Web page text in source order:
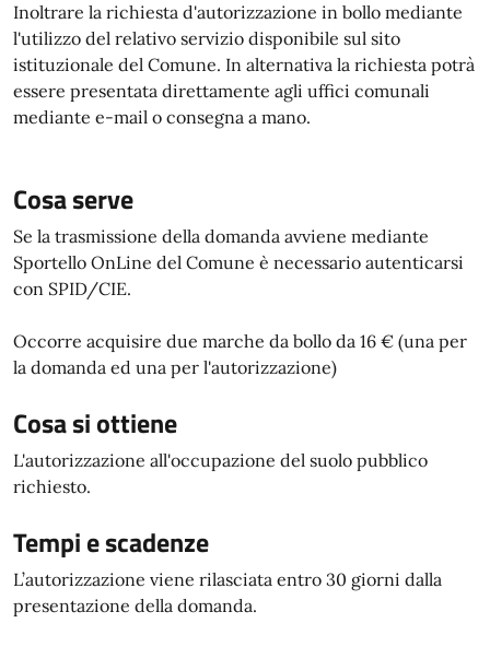
Inoltrare la richiesta d'autorizzazione in bollo mediante
l'utilizzo del relativo servizio disponibile sul sito
istituzionale del Comune. In alternativa la richiesta potrà
essere presentata direttamente agli uffici comunali
mediante e-mail o consegna a mano.
Cosa serve
Se la trasmissione della domanda avviene mediante
Sportello OnLine del Comune è necessario autenticarsi
con SPID/CIE.
Occorre acquisire due marche da bollo da 16 € (una per
la domanda ed una per l'autorizzazione)
Cosa si ottiene
L'autorizzazione all'occupazione del suolo pubblico
richiesto.
Tempi e scadenze
L’autorizzazione viene rilasciata entro 30 giorni dalla
presentazione della domanda.